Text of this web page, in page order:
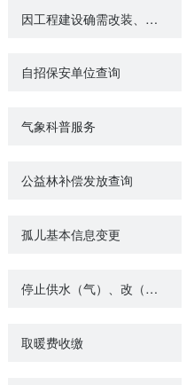
因工程建设确需改装、拆除或者迁移城市公共供水设施审核
自招保安单位查询
气象科普服务
公益林补偿发放查询
孤儿基本信息变更
停止供水（气）、改（迁、拆）公共供水的审批
取暖费收缴